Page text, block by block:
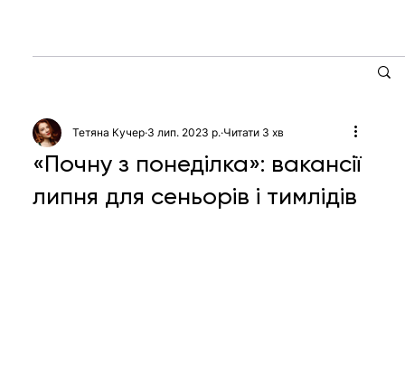
«Почну з понеділка»: вакансії
липня для сеньорів і тимлідів
Тетяна Кучер 3 лип. 2023 р. Читати 3 хв